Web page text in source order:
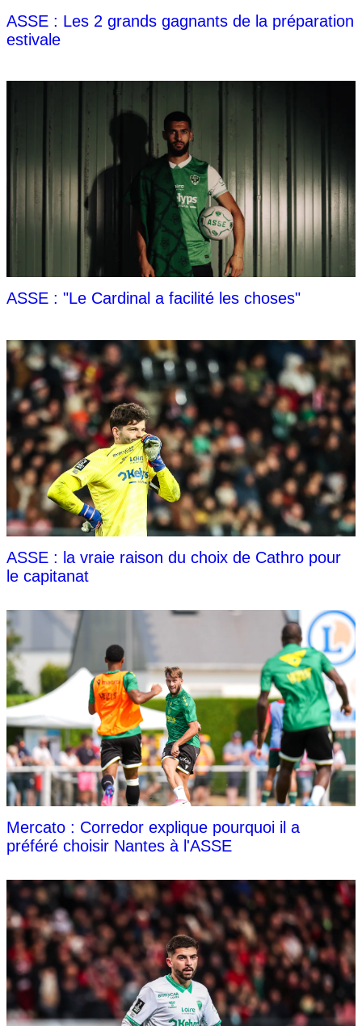
ASSE : Les 2 grands gagnants de la préparation
estivale
ASSE : "Le Cardinal a facilité les choses"
ASSE : la vraie raison du choix de Cathro pour
le capitanat
Mercato : Corredor explique pourquoi il a
préféré choisir Nantes à l'ASSE